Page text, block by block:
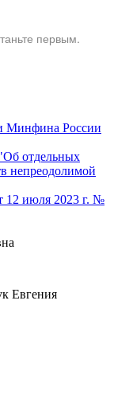
первым.
Минфина России
отдельных
непреодолимой
12 июля 2023 г. №
Евгения